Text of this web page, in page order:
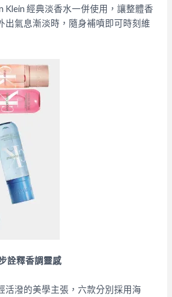
Klein 經典淡香水一併使用，讓整體香
出氣息漸淡時，隨身補噴即可時刻維
詮釋香調靈感
活潑的美學主張，六款分別採用海